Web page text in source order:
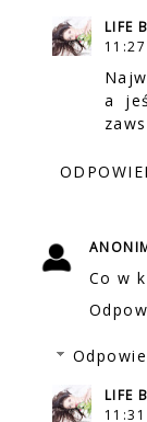
LIFE
11:27
a
Co w
LIFE
11:31